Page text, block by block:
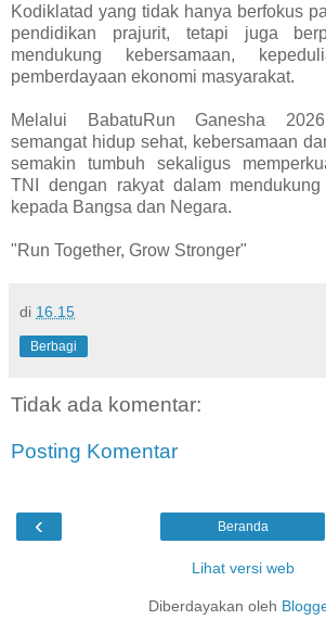
Kodiklatad yang tidak hanya berfokus
pendidikan prajurit, tetapi juga
mendukung kebersamaan,
pemberdayaan ekonomi masyarakat.
Melalui BabatuRun Ganesha
semangat hidup sehat, kebersamaan
semakin tumbuh sekaligus
TNI dengan rakyat dalam
kepada Bangsa dan Negara.
"Run Together, Grow Stronger"
di 16.15
Berbagi
Tidak ada komentar:
Posting Komentar
‹ Beranda
Lihat versi web
Diberdayakan oleh